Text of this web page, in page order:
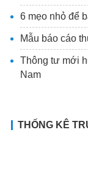
6 mẹo nhỏ để
Mẫu báo cáo
Thông tư mới
Nam
THỐNG KÊ